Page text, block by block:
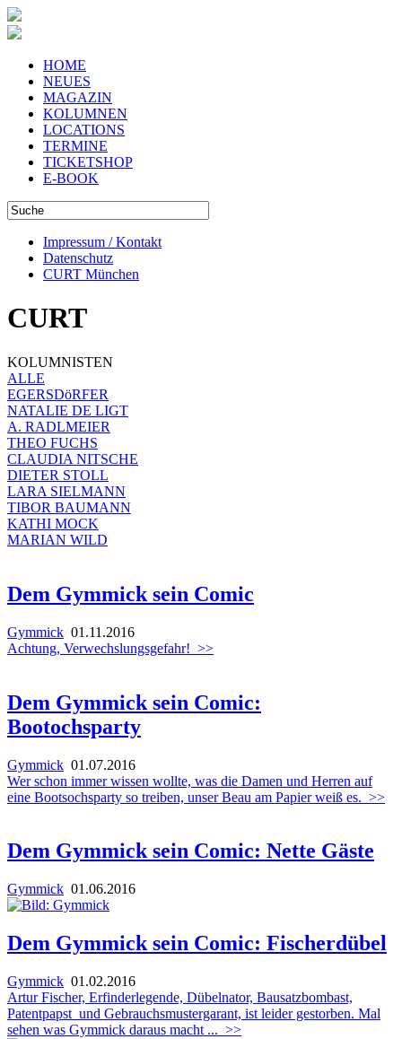
HOME
NEUES
MAGAZIN
KOLUMNEN
LOCATIONS
TERMINE
TICKETSHOP
E-BOOK
Impressum / Kontakt
Datenschutz
CURT München
CURT
KOLUMNISTEN
ALLE
EGERSDöRFER
NATALIE DE LIGT
A. RADLMEIER
THEO FUCHS
CLAUDIA NITSCHE
DIETER STOLL
LARA SIELMANN
TIBOR BAUMANN
KATHI MOCK
MARIAN WILD
Dem Gymmick sein Comic
Gymmick 01.11.2016
Achtung, Verwechslungsgefahr! >>
Dem Gymmick sein Comic:
Bootochsparty
Gymmick 01.07.2016
Wer schon immer wissen wollte, was die Damen und Herren auf
eine Bootsochsparty so treiben, unser Beau am Papier weiß es. >>
Dem Gymmick sein Comic: Nette Gäste
Gymmick 01.06.2016
Dem Gymmick sein Comic: Fischerdübel
Gymmick 01.02.2016
Artur Fischer, Erfinderlegende, Dübelnator, Bausatzbombast,
Patentpapst und Gebrauchsmustergarant, ist leider gestorben. Mal
sehen was Gymmick daraus macht ... >>